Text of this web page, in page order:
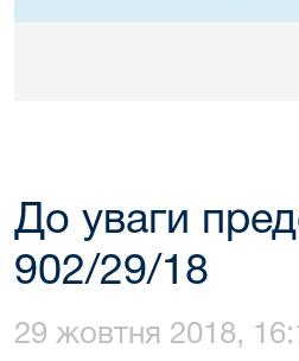
До уваги
902/29/18
29 жовтня 2018,